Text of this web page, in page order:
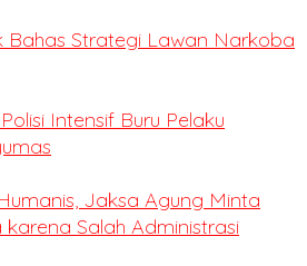
Bahas Strategi Lawan Narkoba
Intensif Buru Pelaku
Jaksa Agung Minta
Salah Administrasi